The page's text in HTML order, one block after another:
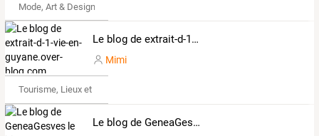
Mode, Art & Design
Le blog de extrait-d-1-vie-en-guyane.over-blog.com
Mimi
Tourisme, Lieux et Événements
Le blog de GeneaGesves le blog